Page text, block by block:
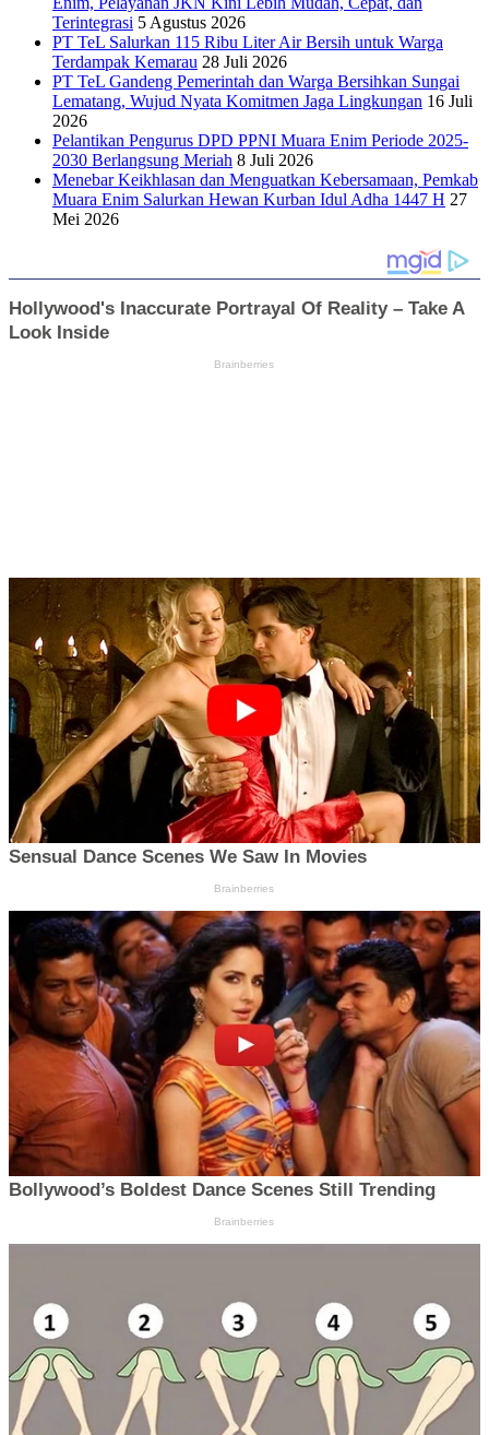
Terintegrasi 5 Agustus 2026
PT TeL Salurkan 115 Ribu Liter Air Bersih untuk Warga
Terdampak Kemarau 28 Juli 2026
PT TeL Gandeng Pemerintah dan Warga Bersihkan Sungai
Lematang, Wujud Nyata Komitmen Jaga Lingkungan 16 Juli
2026
Pelantikan Pengurus DPD PPNI Muara Enim Periode 2025-
2030 Berlangsung Meriah 8 Juli 2026
Menebar Keikhlasan dan Menguatkan Kebersamaan, Pemkab
Muara Enim Salurkan Hewan Kurban Idul Adha 1447 H 27
Mei 2026